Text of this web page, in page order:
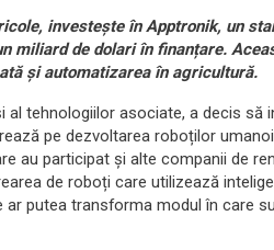
investește în Apptronik, un
miliard de dolari în finanțare.
și automatizarea în agricultură.
al tehnologiilor asociate, a decis să
pe dezvoltarea roboților
au participat și alte companii de
de roboți care utilizează
putea transforma modul în care